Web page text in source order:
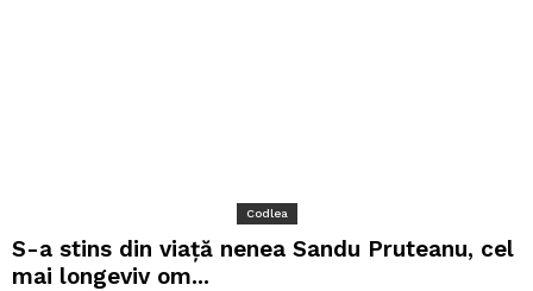
Codlea
S-a stins din viață nenea Sandu Pruteanu, cel
mai longeviv om...